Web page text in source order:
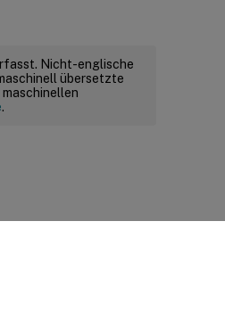
Nicht-englische
übersetzte
.